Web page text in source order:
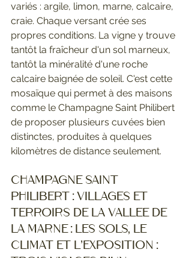
variés : argile, limon, marne, calcaire,
craie. Chaque versant crée ses
propres conditions. La vigne y trouve
tantôt la fraîcheur d'un sol marneux,
tantôt la minéralité d'une roche
calcaire baignée de soleil. C'est cette
mosaïque qui permet à des maisons
comme le Champagne Saint Philibert
de proposer plusieurs cuvées bien
distinctes, produites à quelques
kilomètres de distance seulement.
Champagne Saint
Philibert : villages et
terroirs de la Vallee de
la Marne : Les sols, le
climat et l'exposition :